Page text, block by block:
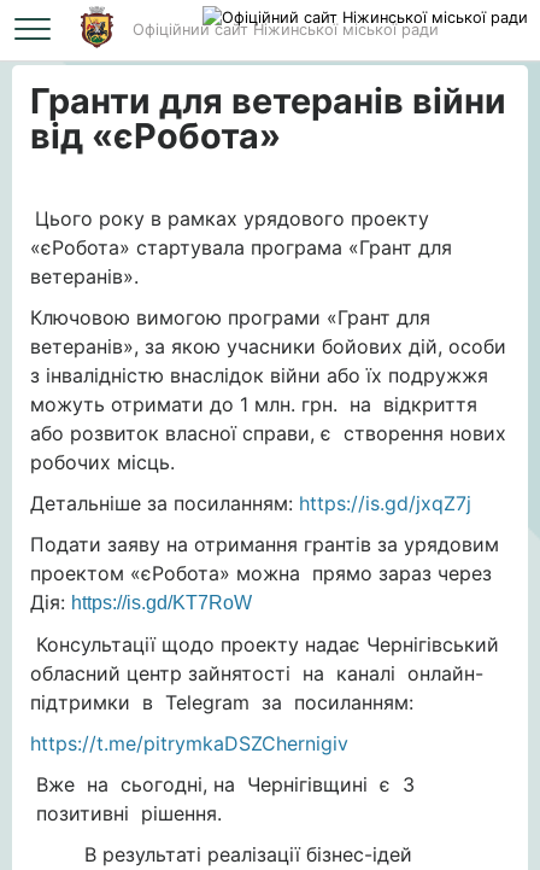
Офіційний сайт Ніжинської міської ради
Головна Гранти для ветеранів війни від «єРобота»
Гранти для ветеранів війни
від «єРобота»
Цього року в рамках урядового проекту
«єРобота» стартувала програма «Грант для
ветеранів».
Ключовою вимогою програми «Грант для
ветеранів», за якою учасники бойових дій, особи
з інвалідністю внаслідок війни або їх подружжя
можуть отримати до 1 млн. грн. на відкриття
або розвиток власної справи, є створення нових
робочих місць.
Детальніше за посиланням: https://is.gd/jxqZ7j
Подати заяву на отримання грантів за урядовим
проектом «єРобота» можна прямо зараз через
Дія: https://is.gd/KT7RoW
Консультації щодо проекту надає Чернігівський
обласний центр зайнятості на каналі онлайн-
підтримки в Telegram за посиланням:
https://t.me/pitrymkaDSZChernigiv
Вже на сьогодні, на Чернігівщині є 3
позитивні рішення.
В результаті реалізації бізнес-ідей